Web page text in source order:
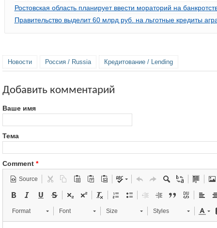
Ростовская область планирует ввести мораторий на
Правительство выделит 60 млрд руб. на льготные кредиты
Новости Россия / Russia Кредитование / Lending
Добавить комментарий
Ваше имя
Тема
Comment *
Source
Format Font Size Styles